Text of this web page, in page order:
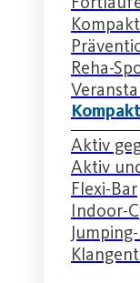
Reha-
Aktiv
Aktiv
Flexi-Bar
Indoor-